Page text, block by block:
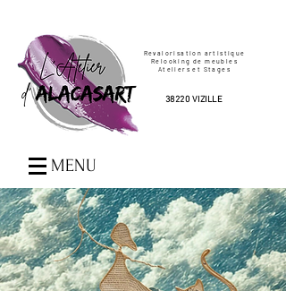
Revalorisation artistique
Relooking de meubles
Ateliers et Stages
38220 VIZILLE
MENU